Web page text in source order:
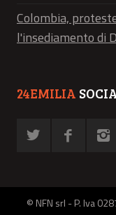
Colombia,
l'insediamento di
24EMILIA
© NFN srl - P. Iva